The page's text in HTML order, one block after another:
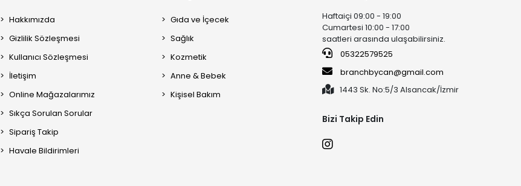
Hakkımızda
Gizlilik Sözleşmesi
Kullanıcı Sözleşmesi
İletişim
Online Mağazalarımız
Sıkça Sorulan Sorular
Sipariş Takip
Havale Bildirimleri
Gıda ve İçecek
Sağlık
Kozmetik
Anne & Bebek
Kişisel Bakım
Haftaiçi 09:00 - 19:00
Cumartesi 10:00 - 17:00
saatleri arasında ulaşabilirsiniz.
05322579525
branchbycan@gmail.com
1443 Sk. No:5/3 Alsancak/İzmir
Bizi Takip Edin